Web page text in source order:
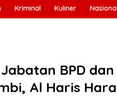
Kriminal Kuliner
BPD
Al Haris